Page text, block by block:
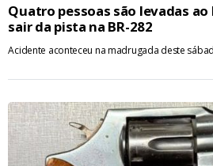
Quatro pessoas são levadas
sair da pista na BR-282
Acidente aconteceu na madrugada deste